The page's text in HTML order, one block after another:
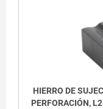
HIERRO DE
PERFORACIÓN,